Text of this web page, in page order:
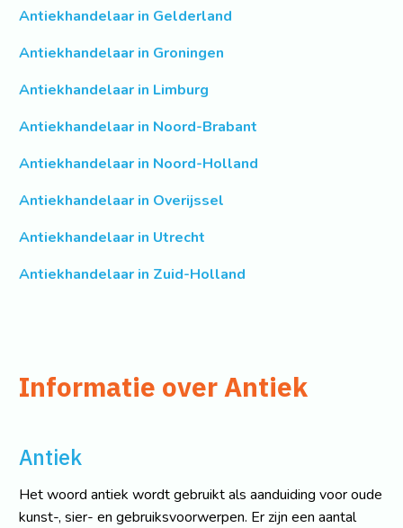
Antiekhandelaar in Gelderland
Antiekhandelaar in Groningen
Antiekhandelaar in Limburg
Antiekhandelaar in Noord-Brabant
Antiekhandelaar in Noord-Holland
Antiekhandelaar in Overijssel
Antiekhandelaar in Utrecht
Antiekhandelaar in Zuid-Holland
Informatie over Antiek
Antiek
Het woord antiek wordt gebruikt als aanduiding voor oude
kunst-, sier- en gebruiksvoorwerpen. Er zijn een aantal